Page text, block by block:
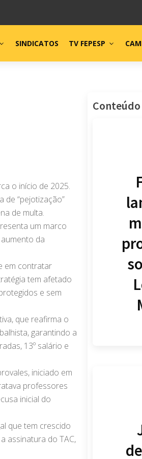
SINDICATOS TV FEPESP
o início de 2025.
de “pejotização”
de multa.
um marco
da
em contratar
tem afetado
e sem
que reafirma o
garantindo a
13º salário e
iniciado em
professores
inicial do
que tem crescido
assinatura do TAC,